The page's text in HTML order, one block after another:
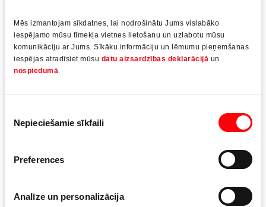
Mēs izmantojam sīkdatnes, lai nodrošinātu Jums vislabāko
iespējamo mūsu tīmekļa vietnes lietošanu un uzlabotu mūsu
komunikāciju ar Jums. Sīkāku informāciju un lēmumu pieņemšanas
iespējas atradīsiet mūsu datu aizsardzības deklarācijā un
nospiedumā.
izvēle
Nepieciešamie sīkfaili
Preferences
Analīze un personalizācija
var darboties, kad ir nospiesta poga.
TiltFirst
Slēdzams ar pagriežamu cilindru, „sasvēršana pirms
pagriešanas”.
Liektas formas rokturis
paredzēts uz ārpusi veramiem logiem.